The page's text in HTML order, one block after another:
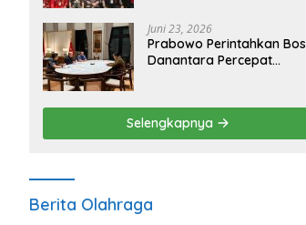
Juni 23, 2026
Prabowo Perintahkan Bos
Danantara Percepat
Ekonomi Baru
Selengkapnya
Berita Olahraga